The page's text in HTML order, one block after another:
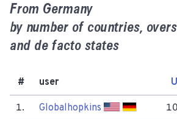
From Germany
by number of countries,
and de facto states
# user
1. Globalhopkins